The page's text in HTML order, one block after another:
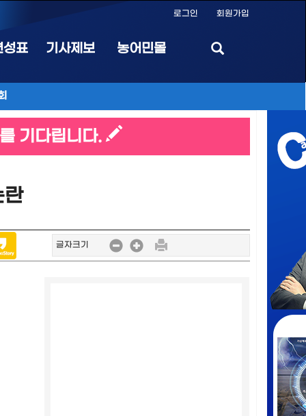
로그인 회원가입
성표 기사제보 농어민몰
기다립니다.
란
글자크기